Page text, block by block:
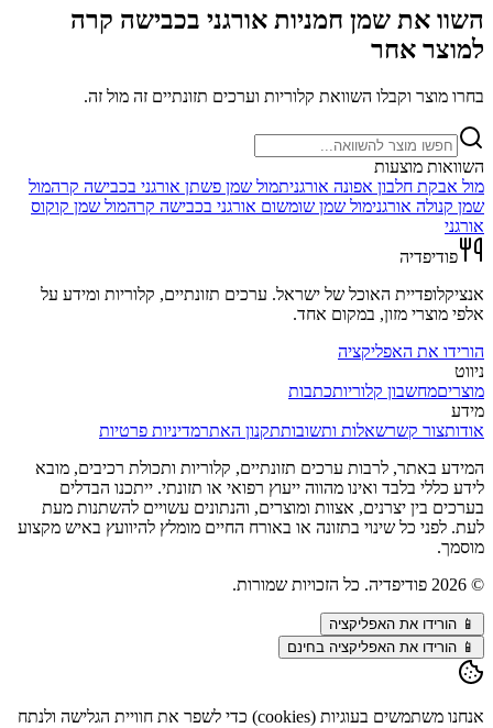
השוו את שמן חמניות אורגני בכבישה קרה
למוצר אחר
בחרו מוצר וקבלו השוואת קלוריות וערכים תזונתיים זה מול זה.
השוואות מוצעות
מול אבקת חלבון אפונה אורגניתמול שמן פשתן אורגני בכבישה קרהמול
שמן קנולה אורגנימול שמן שומשום אורגני בכבישה קרהמול שמן קוקוס
אורגני
פודיפדיה
אנציקלופדיית האוכל של ישראל. ערכים תזונתיים, קלוריות ומידע על
אלפי מוצרי מזון, במקום אחד.
הורידו את האפליקציה
ניווט
מוצריםמחשבון קלוריותכתבות
מידע
אודותצור קשרשאלות ותשובותתקנון האתרמדיניות פרטיות
המידע באתר, לרבות ערכים תזונתיים, קלוריות ותכולת רכיבים, מובא
לידע כללי בלבד ואינו מהווה ייעוץ רפואי או תזונתי. ייתכנו הבדלים
בערכים בין יצרנים, אצוות ומוצרים, והנתונים עשויים להשתנות מעת
לעת. לפני כל שינוי בתזונה או באורח החיים מומלץ להיוועץ באיש מקצוע
מוסמך.
©
2026 פודיפדיה. כל הזכויות שמורות.
📱 הורידו את האפליקציה
📱 הורידו את האפליקציה בחינם
אנחנו משתמשים בעוגיות (cookies) כדי לשפר את חוויית הגלישה ולנתח